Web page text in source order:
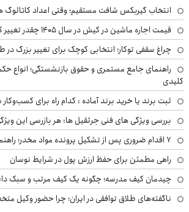
انتخاب گیربکس شافت مستقیم؛ وقتی اعداد کاتالوگ
قیمت اجاره ماشین در کیش در سال ۱۴۰۵ چقدر تغییر کرده است؟
چراغ سقفی توکار؛ انتخابی کوچک برای تغییر بزرگ در
راهنمای جامع مستمری و حقوق بازنشستگی؛ انواع
کلیدی
ثبت برند یا خرید برند آماده : کدام راه برای
بررسی ویژگی های فنی جرثقیل ها: هر بازرسی این
۷ اقدام ضروری پس از تشکیل پرونده مواد مخدر؛ راهنمای خانواده‌ها
راهی مطمئن برای حفظ ارزش پول در شرایط نوسان
چیدمان کیف مدرسه؛ چگونه یک کیف مرتب و سبک
ناگفته‌های طلاق توافقی در ایران؛ چرا حضور